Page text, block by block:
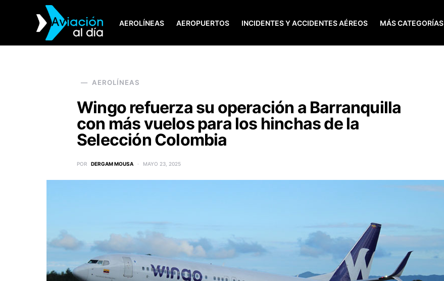
AEROLÍNEAS AEROPUERTOS INCIDENTES Y ACCIDENTES AÉREOS MÁS CATEGORÍAS
SEARCH FOR:
AEROLÍNEAS
Wingo refuerza su operación a Barranquilla
con más vuelos para los hinchas de la
Selección Colombia
POR DERGAM MOUSA MAYO 23, 2025